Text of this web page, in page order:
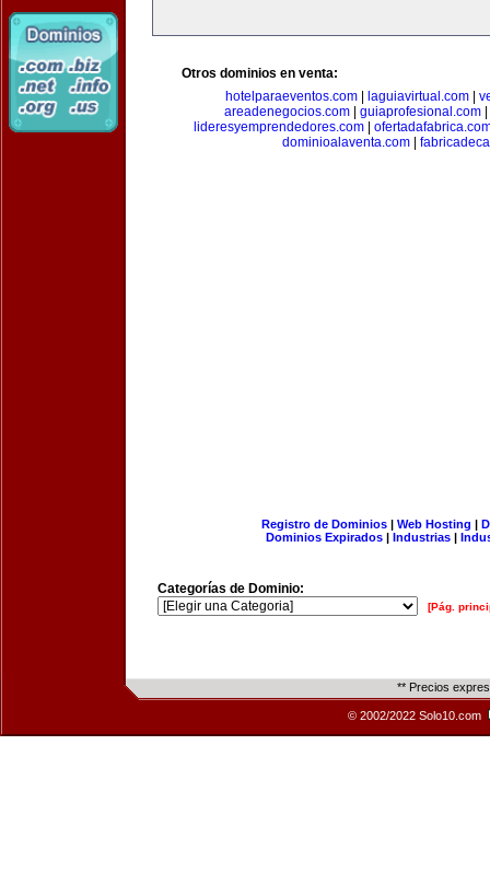
Otros dominios en venta:
hotelparaeventos.com
laguiavirtual.com
areadenegocios.com
guiaprofesional.com
lideresyemprendedores.com
dominioalaventa.com|
Registro de Dominios| Web Hosting |
Dominios Expirados | Industrias |
Categorías de Dominio:
[Pág.
** Precios
© 2002/2022 Solo10.com